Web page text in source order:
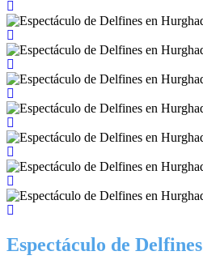
Espectáculo de Delfines